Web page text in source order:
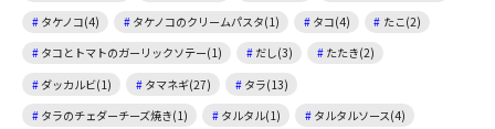
タケノコ(4)
タケノコのクリームパスタ(1) タコ(4)
たこ(2)
タコとトマトのガーリックソテー(1)
だし(3)
たたき(2)
ダッカルビ(1)
タマネギ(27)
タラ(13)
タラのチェダーチーズ焼き(1)
タルタル(1)
タルタルソース(4)